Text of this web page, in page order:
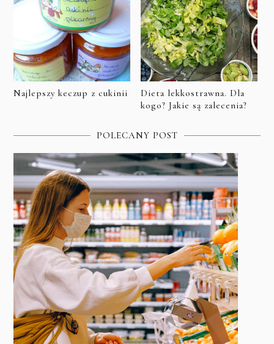
Najlepszy keczup z cukinii
Dieta lekkostrawna. Dla
kogo? Jakie są zalecenia?
POLECANY POST